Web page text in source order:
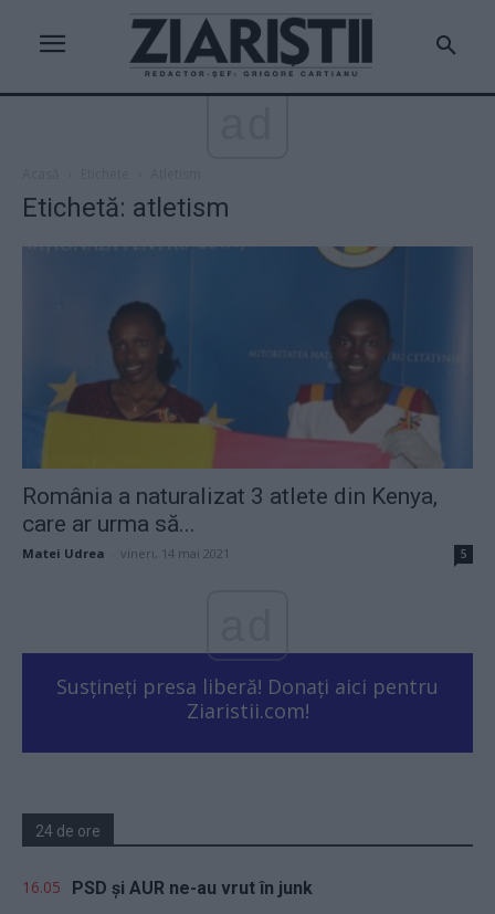
Etichetă: atletism
România a naturalizat 3 atlete din Kenya,
care ar urma să...
Matei Udrea vineri, 14 mai 2021 5
Susțineți presa liberă! Donați aici pentru
Ziaristii.com!
24 de ore
16.05 PSD și AUR ne-au vrut în junk